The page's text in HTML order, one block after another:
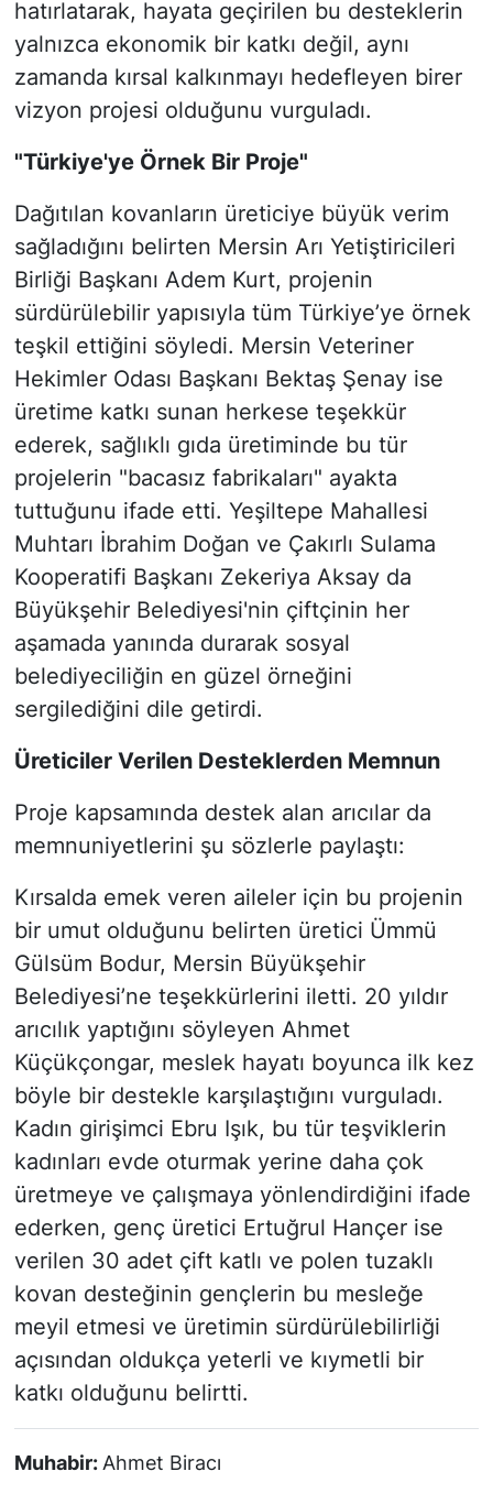
hatırlatarak, hayata geçirilen bu desteklerin
yalnızca ekonomik bir katkı değil, aynı
zamanda kırsal kalkınmayı hedefleyen birer
vizyon projesi olduğunu vurguladı.
"Türkiye'ye Örnek Bir Proje"
Dağıtılan kovanların üreticiye büyük verim
sağladığını belirten Mersin Arı Yetiştiricileri
Birliği Başkanı Adem Kurt, projenin
sürdürülebilir yapısıyla tüm Türkiye’ye örnek
teşkil ettiğini söyledi. Mersin Veteriner
Hekimler Odası Başkanı Bektaş Şenay ise
üretime katkı sunan herkese teşekkür
ederek, sağlıklı gıda üretiminde bu tür
projelerin "bacasız fabrikaları" ayakta
tuttuğunu ifade etti. Yeşiltepe Mahallesi
Muhtarı İbrahim Doğan ve Çakırlı Sulama
Kooperatifi Başkanı Zekeriya Aksay da
Büyükşehir Belediyesi'nin çiftçinin her
aşamada yanında durarak sosyal
belediyeciliğin en güzel örneğini
sergilediğini dile getirdi.
Üreticiler Verilen Desteklerden Memnun
Proje kapsamında destek alan arıcılar da
memnuniyetlerini şu sözlerle paylaştı:
Kırsalda emek veren aileler için bu projenin
bir umut olduğunu belirten üretici Ümmü
Gülsüm Bodur, Mersin Büyükşehir
Belediyesi’ne teşekkürlerini iletti. 20 yıldır
arıcılık yaptığını söyleyen Ahmet
Küçükçongar, meslek hayatı boyunca ilk kez
böyle bir destekle karşılaştığını vurguladı.
Kadın girişimci Ebru Işık, bu tür teşviklerin
kadınları evde oturmak yerine daha çok
üretmeye ve çalışmaya yönlendirdiğini ifade
ederken, genç üretici Ertuğrul Hançer ise
verilen 30 adet çift katlı ve polen tuzaklı
kovan desteğinin gençlerin bu mesleğe
meyil etmesi ve üretimin sürdürülebilirliği
açısından oldukça yeterli ve kıymetli bir
katkı olduğunu belirtti.
Muhabir: Ahmet Biracı